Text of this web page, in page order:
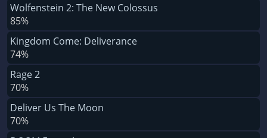
Wolfenstein 2: The New Colossus
85%
Kingdom Come: Deliverance
74%
Rage 2
70%
Deliver Us The Moon
70%